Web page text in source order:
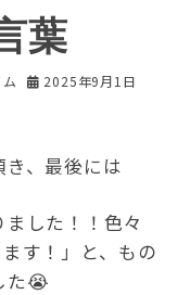
葉
2025年9月1日
、最後には
ました！！色々
す！」と、もの
た😭